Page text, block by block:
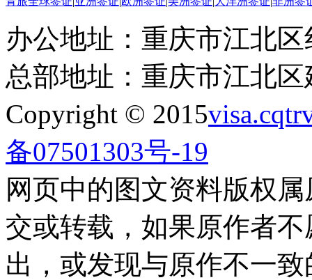
办公地址：重庆市江北
总部地址：重庆市江北
Copyright © 2015
备07501303号-19
网页中的图文资料版权
交或转载，如果原作者
出，或发现与原作不一